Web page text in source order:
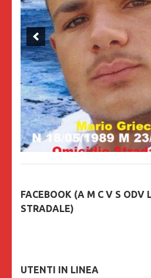
FACEBOOK (A M C V S ODV
STRADALE)
UTENTI IN LINEA